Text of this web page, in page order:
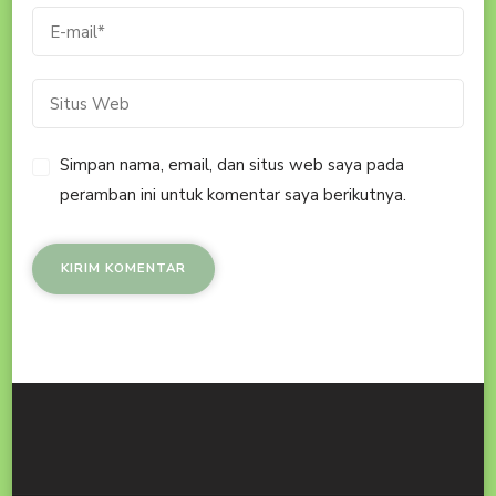
Simpan nama, email, dan situs web saya pada
peramban ini untuk komentar saya berikutnya.